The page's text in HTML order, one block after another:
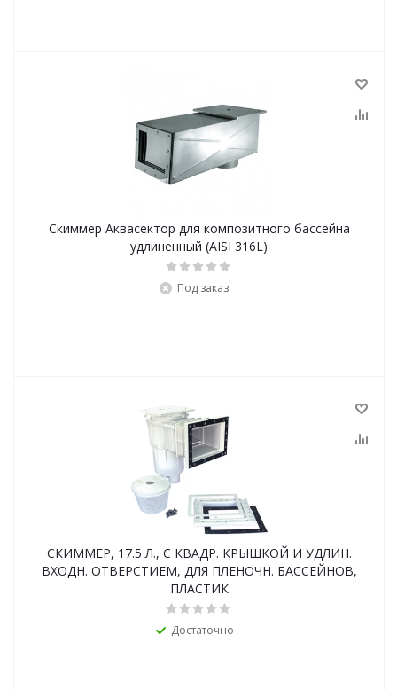
Скиммер Аквасектор для композитного бассейна
удлиненный (AISI 316L)
Под заказ
СКИММЕР, 17.5 Л., С КВАДР. КРЫШКОЙ И УДЛИН.
ВХОДН. ОТВЕРСТИЕМ, ДЛЯ ПЛЕНОЧН. БАССЕЙНОВ,
ПЛАСТИК
Достаточно